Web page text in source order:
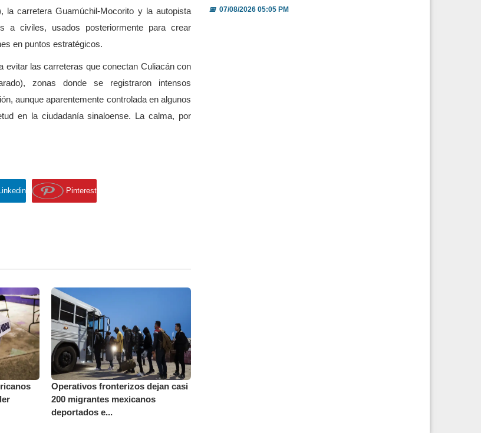
la carretera Guamúchil-Mocorito y la autopista
a civiles, usados posteriormente para crear
en puntos estratégicos.
evitar las carreteras que conectan Culiacán con
zonas donde se registraron intensos
aunque aparentemente controlada en algunos
en la ciudadanía sinaloense. La calma, por
Pinterest
Operativos fronterizos dejan casi
200 migrantes mexicanos
deportados e...
📅07/08/2026 05:05 PM